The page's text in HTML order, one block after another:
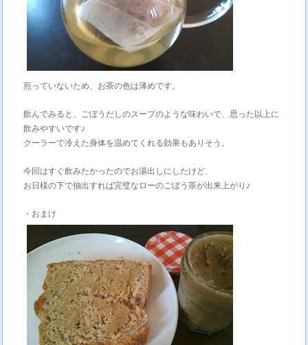
煎っていないため、お茶の色は薄めです。
飲んでみると、ごぼうだしのスープのような味わいで、思った以上に
飲みやすいです♪
クーラーで冷えた身体を温めてくれる効果もありそう。
今回はすぐ飲みたかったのでお湯出しにしたけど、
お日様の下で抽出すれば完璧なローのごぼう茶が出来上がり♪
・おまけ